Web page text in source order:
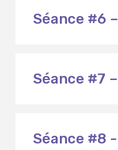
Séance #6
Séance #7
Séance #8